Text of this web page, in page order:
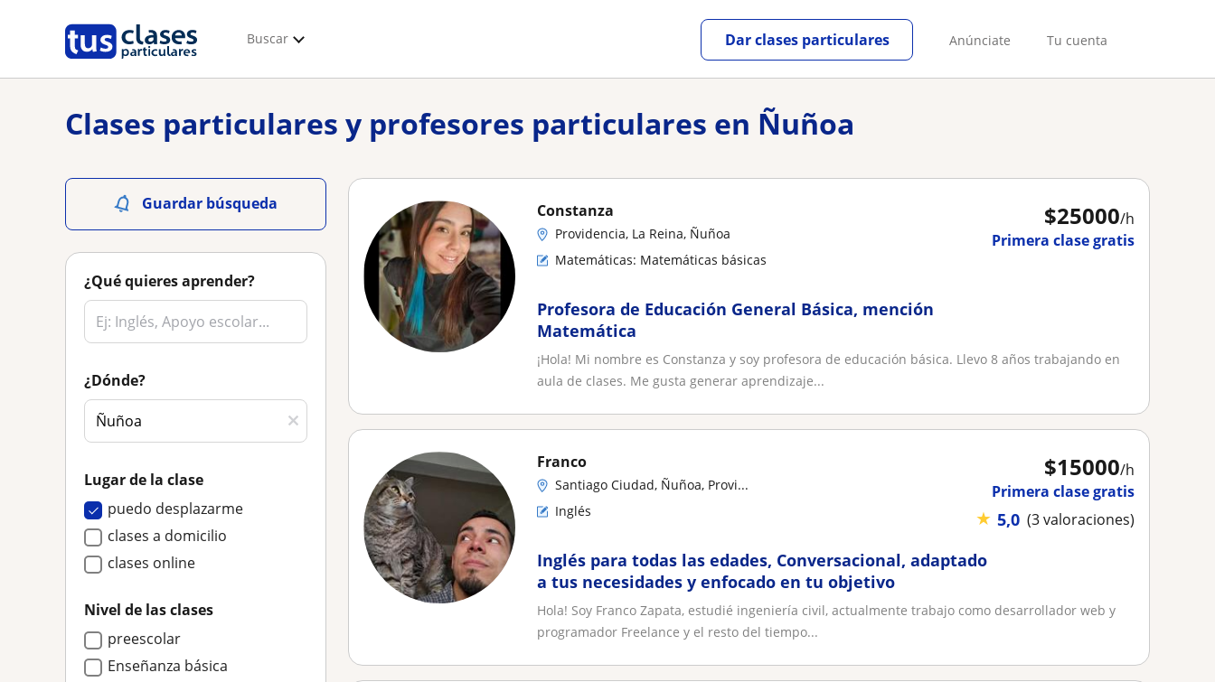
Buscar Anúnciate Tu cuenta
Dar clases particulares
Clases particulares y profesores particulares en Ñuñoa
Guardar búsqueda
¿Qué quieres aprender?
¿Dónde?
Lugar de la clase
puedo desplazarme
clases a domicilio
clases online
Nivel de las clases
preescolar
Enseñanza básica
$25000/h
Primera clase gratis
Constanza
Providencia, La Reina, Ñuñoa
Matemáticas: Matemáticas básicas
Profesora de Educación General Básica, mención
Matemática
¡Hola! Mi nombre es Constanza y soy profesora de educación básica. Llevo 8 años trabajando en
aula de clases. Me gusta generar aprendizaje...
$15000/h
Primera clase gratis
★ 5,0 (3 valoraciones)
Franco
Santiago Ciudad, Ñuñoa, Provi...
Inglés
Inglés para todas las edades, Conversacional, adaptado
a tus necesidades y enfocado en tu objetivo
Hola! Soy Franco Zapata, estudié ingeniería civil, actualmente trabajo como desarrollador web y
programador Freelance y el resto del tiempo...